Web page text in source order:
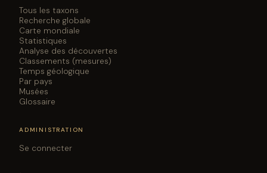
Tous les taxons
Recherche globale
Carte mondiale
Statistiques
Analyse des découvertes
Classements (mesures)
Temps géologique
Par pays
Musées
Glossaire
ADMINISTRATION
Se connecter